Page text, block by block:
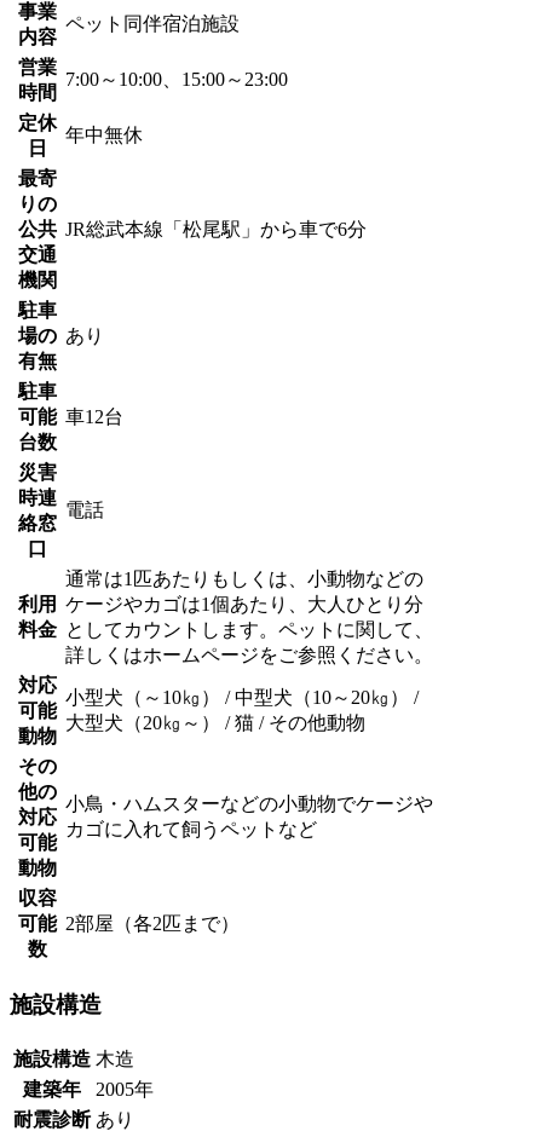
事業
内容
ペット同伴宿泊施設
営業
時間
7:00～10:00、15:00～23:00
定休
日
年中無休
最寄
りの
公共
交通
機関
JR総武本線「松尾駅」から車で6分
駐車
場の
有無
あり
駐車
可能
台数
車12台
災害
時連
絡窓
口
電話
利用
料金
通常は1匹あたりもしくは、小動物などの
ケージやカゴは1個あたり、大人ひとり分
としてカウントします。ペットに関して、
詳しくはホームページをご参照ください。
対応
可能
動物
小型犬（～10㎏） / 中型犬（10～20㎏） /
大型犬（20㎏～） / 猫 / その他動物
その
他の
対応
可能
動物
小鳥・ハムスターなどの小動物でケージや
カゴに入れて飼うペットなど
収容
可能
数
2部屋（各2匹まで）
施設構造
施設構造 木造
建築年
2005年
耐震診断 あり